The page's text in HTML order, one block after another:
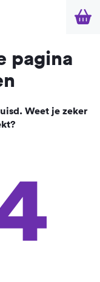
pagina
Weet je zeker